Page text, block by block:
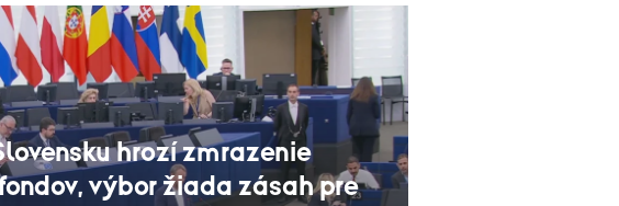
hrozí zmrazenie
výbor žiada zásah pre